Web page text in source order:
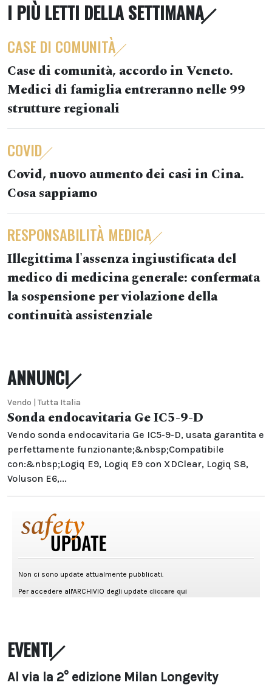
I PIÙ LETTI DELLA SETTIMANA
CASE DI COMUNITÀ
Case di comunità, accordo in Veneto.
Medici di famiglia entreranno nelle 99
strutture regionali
COVID
Covid, nuovo aumento dei casi in Cina.
Cosa sappiamo
RESPONSABILITÀ MEDICA
Illegittima l'assenza ingiustificata del
medico di medicina generale: confermata
la sospensione per violazione della
continuità assistenziale
ANNUNCI
Vendo | Tutta Italia
Sonda endocavitaria Ge IC5-9-D
Vendo sonda endocavitaria Ge IC5-9-D, usata garantita e
perfettamente funzionante;&nbsp;Compatibile
con:&nbsp;Logiq E9, Logiq E9 con XDClear, Logiq S8,
Voluson E6,...
EVENTI
Al via la 2° edizione Milan Longevity